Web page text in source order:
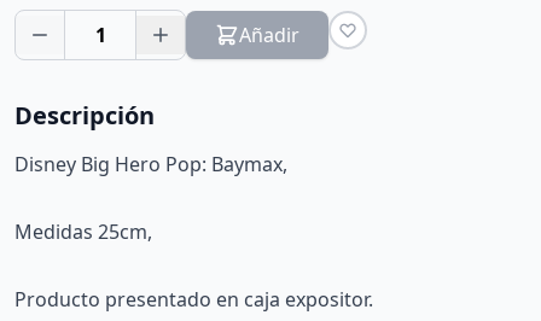
1 Añadir
Descripción
Disney Big Hero Pop: Baymax,
Medidas 25cm,
Producto presentado en caja expositor.